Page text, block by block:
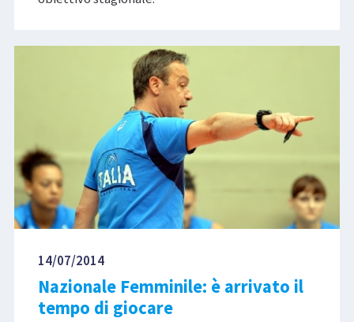
14/07/2014
Nazionale Femminile: è arrivato il
tempo di giocare